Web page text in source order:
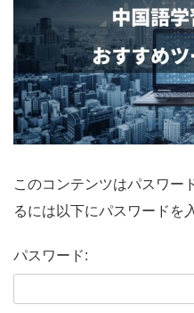
このコンテンツはパスワー
るには以下にパスワードを
パスワード: